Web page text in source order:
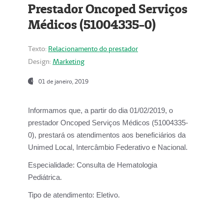
Prestador Oncoped Serviços
Médicos (51004335-0)
Texto: Relacionamento do prestador
Design: Marketing
01 de janeiro, 2019
Informamos que, a partir do dia 01/02/2019, o
prestador Oncoped Serviços Médicos (51004335-
0), prestará os atendimentos aos beneficiários da
Unimed Local, Intercâmbio Federativo e Nacional.
Especialidade: Consulta de Hematologia
Pediátrica.
Tipo de atendimento: Eletivo.